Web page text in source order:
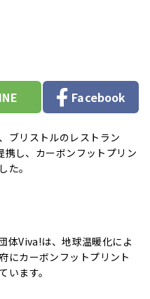
Facebook
ブリストルのレストラン
し、カーボンフットプリン
た。
体Viva!は、地球温暖化によ
にカーボンフットプリント
います。